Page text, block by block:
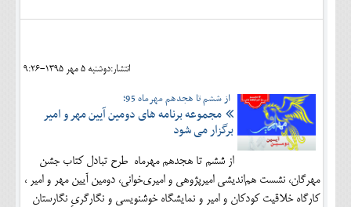
انتشار:دوشنبه 5 مهر 1395-9:26
از ششم تا هجدهم مهرماه 95؛
مجموعه برنامه های دومین آیین مهر و امیر
برگزار می شود
از ششم تا هجدهم مهرماه طرح تبادل کتاب جشن
مهرگان، نشست هم‌اندیشی امیرپژوهی و امیری‌خوانی، دومین آیین مهر و امیر ،
کارگاه خلاقیت کودکان و امیر و نمایشگاه خوشنویسی و نگارگریِ نگارستان